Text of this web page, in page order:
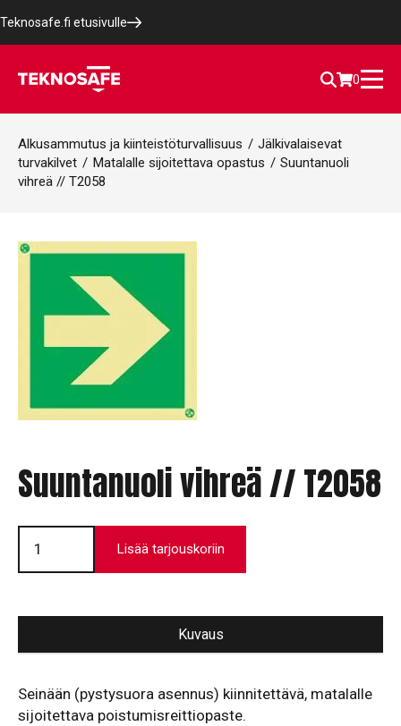
Teknosafe.fi etusivulle
0
Alkusammutus ja kiinteistöturvallisuus / Jälkivalaisevat
turvakilvet / Matalalle sijoitettava opastus / Suuntanuoli
vihreä // T2058
Suuntanuoli vihreä // T2058
Suuntanuoli
vihreä
T2058
Lisää tarjouskoriin
Kuvaus
Seinään (pystysuora asennus) kiinnitettävä, matalalle
sijoitettava poistumisreittiopaste.